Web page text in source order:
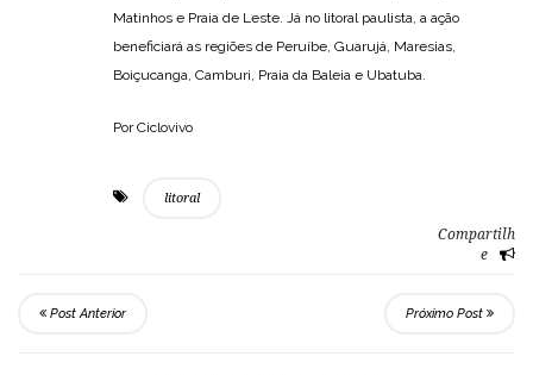
Matinhos e Praia de Leste. Já no litoral paulista, a ação
beneficiará as regiões de Peruíbe, Guarujá, Maresias,
Boiçucanga, Camburi, Praia da Baleia e Ubatuba.
Por Ciclovivo
litoral
Compartilh
e
Post Anterior Próximo Post